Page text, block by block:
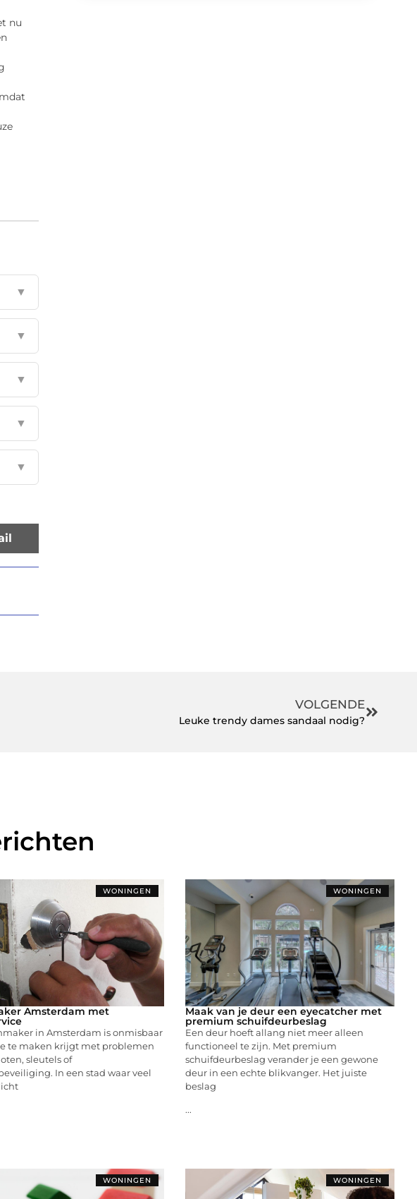
nu
▼
▼
▼
▼
▼
VOLGENDE
Leuke trendy dames sandaal nodig?
WONINGEN
Amsterdam met
in Amsterdam is onmisbaar
te maken krijgt met problemen
sleutels of
In een stad waar veel
WONINGEN
Maak van je deur een eyecatcher met
premium schuifdeurbeslag
Een deur hoeft allang niet meer alleen
functioneel te zijn. Met premium
schuifdeurbeslag verander je een gewone
deur in een echte blikvanger. Het juiste
beslag
...
WONINGEN WONINGEN